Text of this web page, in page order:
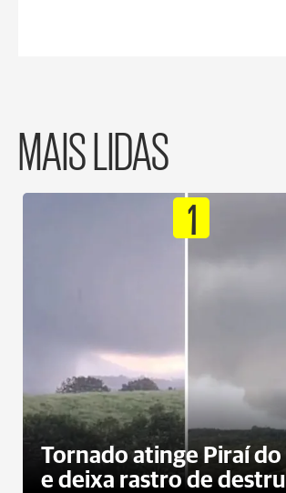
MAIS LIDAS
1
Tornado atinge Piraí do
e deixa rastro de